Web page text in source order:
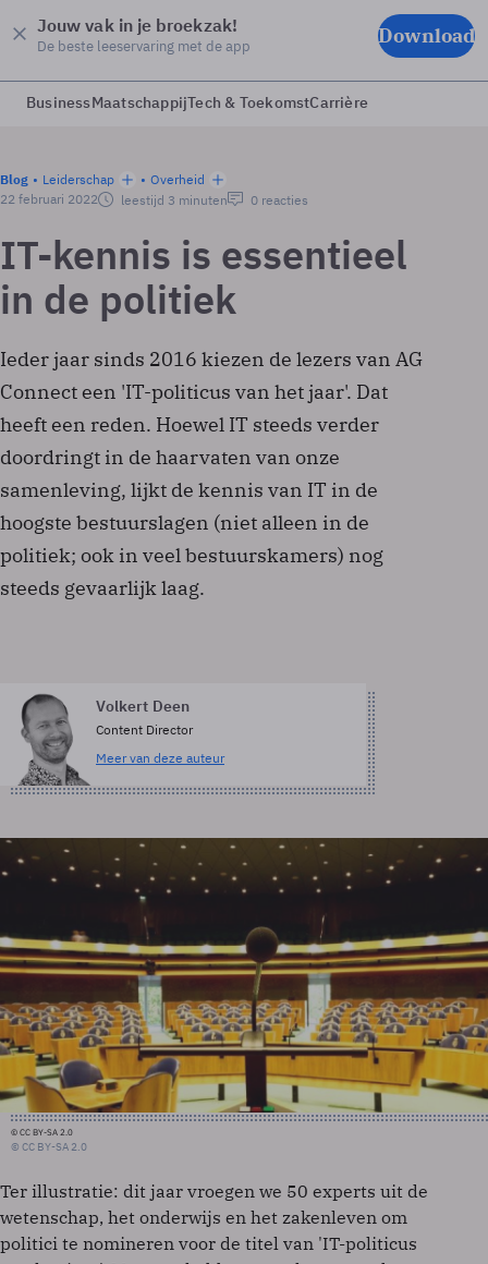
Jouw vak in je broekzak!
De beste leeservaring met de app Download
BusinessMaatschappijTech & ToekomstCarrière
Blog Leiderschap
Overheid
22 februari 2022
leestijd 3 minuten 0 reacties
IT-kennis is essentieel
in de politiek
Ieder jaar sinds 2016 kiezen de lezers van AG
Connect een 'IT-politicus van het jaar'. Dat
heeft een reden. Hoewel IT steeds verder
doordringt in de haarvaten van onze
samenleving, lijkt de kennis van IT in de
hoogste bestuurslagen (niet alleen in de
politiek; ook in veel bestuurskamers) nog
steeds gevaarlijk laag.
Volkert Deen
Content Director
Meer van deze auteur
© CC BY-SA 2.0
© CC BY-SA 2.0
Ter illustratie: dit jaar vroegen we 50 experts uit de
wetenschap, het onderwijs en het zakenleven om
politici te nomineren voor de titel van 'IT-politicus